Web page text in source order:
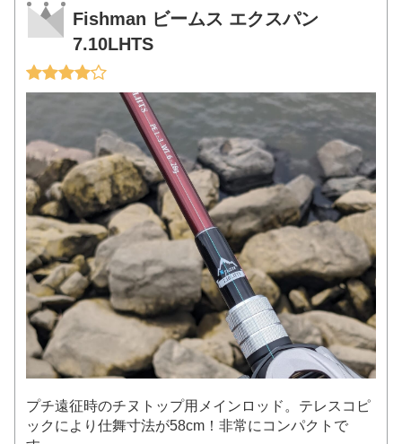
Fishman ビームス エクスパン
7.10LHTS
プチ遠征時のチヌトップ用メインロッド。テレスコピ
ックにより仕舞寸法が58cm！非常にコンパクトで